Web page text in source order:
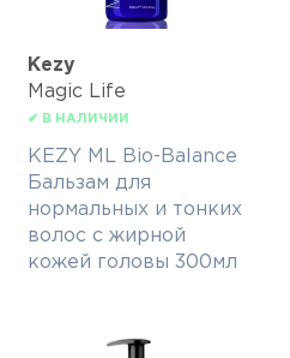
Kezy
Magic Life
✔ В НАЛИЧИИ
KEZY ML Bio-Balance
Бальзам для
нормальных и тонких
волос с жирной
кожей головы 300мл